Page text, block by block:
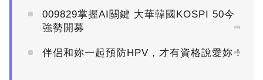
009829掌握AI關鍵 大華韓國KOSPI 50今
強勢開募
PR
伴侶和妳一起預防HPV，才有資格說愛妳！
PR